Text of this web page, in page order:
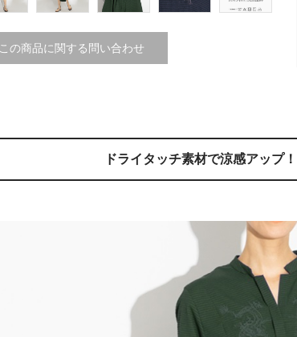
この商品に関する問い合わせ
ドライタッチ素材で涼感アップ！